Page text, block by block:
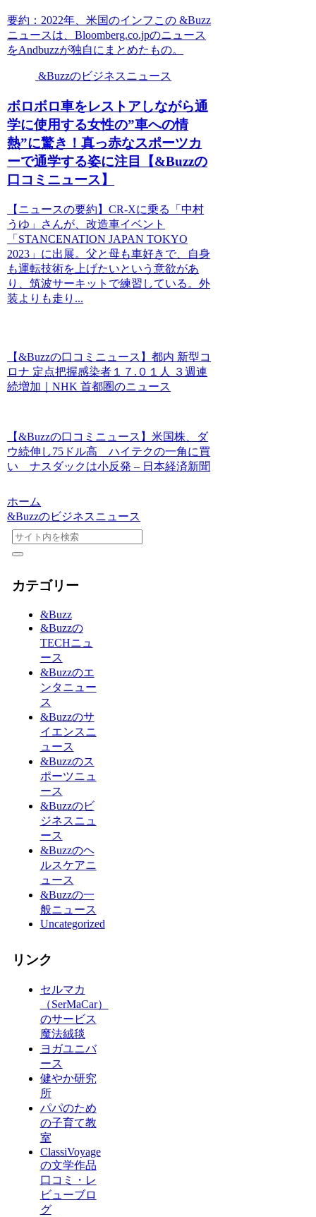
要約：2022年、米国のインフこの &Buzz
ニュースは、Bloomberg.co.jpのニュース
をAndbuzzが独自にまとめたもの。
&Buzzのビジネスニュース
ボロボロ車をレストアしながら通
学に使用する女性の”車への情
熱”に驚き！真っ赤なスポーツカ
ーで通学する姿に注目【&Buzzの
口コミニュース】
【ニュースの要約】CR-Xに乗る「中村
うゆ」さんが、改造車イベント
「STANCENATION JAPAN TOKYO
2023」に出展。父と母も車好きで、自身
も運転技術を上げたいという意欲があ
り、筑波サーキットで練習している。外
装よりも走り...
【&Buzzの口コミニュース】都内 新型コ
ロナ 定点把握感染者１７.０１人 ３週連
続増加｜NHK 首都圏のニュース
【&Buzzの口コミニュース】米国株、ダ
ウ続伸し75ドル高 ハイテクの一角に買
い ナスダックは小反発 – 日本経済新聞
ホーム
&Buzzのビジネスニュース
カテゴリー
&Buzz
&Buzzの
TECHニュ
ース
&Buzzのエ
ンタニュー
ス
&Buzzのサ
イエンスニ
ュース
&Buzzのス
ポーツニュ
ース
&Buzzのビ
ジネスニュ
ース
&Buzzのヘ
ルスケアニ
ュース
&Buzzの一
般ニュース
Uncategorized
リンク
セルマカ
（SerMaCar）
のサービス
魔法絨毯
ヨガユニバ
ース
健やか研究
所
パパのため
の子育て教
室
ClassiVoyage
の文学作品
口コミ・レ
ビューブロ
グ